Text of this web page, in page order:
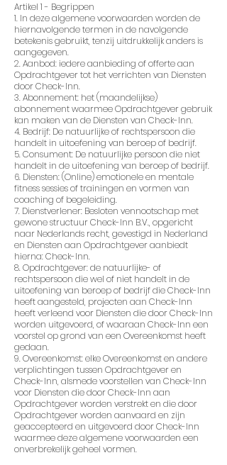
Artikel 1 - Begrippen
1. In deze algemene voorwaarden worden de
hiernavolgende termen in de navolgende
betekenis gebruikt, tenzij uitdrukkelijk anders is
aangegeven.
2. Aanbod: iedere aanbieding of offerte aan
Opdrachtgever tot het verrichten van Diensten
door Check-Inn.
3. Abonnement: het (maandelijkse)
abonnement waarmee Opdrachtgever gebruik
kan maken van de Diensten van Check-Inn.
4. Bedrijf: De natuurlijke of rechtspersoon die
handelt in uitoefening van beroep of bedrijf.
5. Consument: De natuurlijke persoon die niet
handelt in de uitoefening van beroep of bedrijf.
6. Diensten: (Online) emotionele en mentale
fitness sessies of trainingen en vormen van
coaching of begeleiding.
7. Dienstverlener: Besloten vennootschap met
gewone structuur Check-Inn B.V., opgericht
naar Nederlands recht, gevestigd in Nederland
en Diensten aan Opdrachtgever aanbiedt
hierna: Check-Inn.
8. Opdrachtgever: de natuurlijke- of
rechtspersoon die wel of niet handelt in de
uitoefening van beroep of bedrijf die Check-Inn
heeft aangesteld, projecten aan Check-Inn
heeft verleend voor Diensten die door Check-Inn
worden uitgevoerd, of waaraan Check-Inn een
voorstel op grond van een Overeenkomst heeft
gedaan.
9. Overeenkomst: elke Overeenkomst en andere
verplichtingen tussen Opdrachtgever en
Check-Inn, alsmede voorstellen van Check-Inn
voor Diensten die door Check-Inn aan
Opdrachtgever worden verstrekt en die door
Opdrachtgever worden aanvaard en zijn
geaccepteerd en uitgevoerd door Check-Inn
waarmee deze algemene voorwaarden een
onverbrekelijk geheel vormen.